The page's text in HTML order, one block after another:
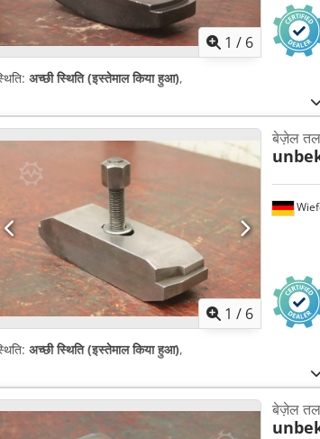
1 / 6
अच्छी स्थिति (इस्तेमाल किया हुआ),
1 / 6
बेज़ेल तल
अच्छी स्थिति (इस्तेमाल किया हुआ),
बेज़ेल तल